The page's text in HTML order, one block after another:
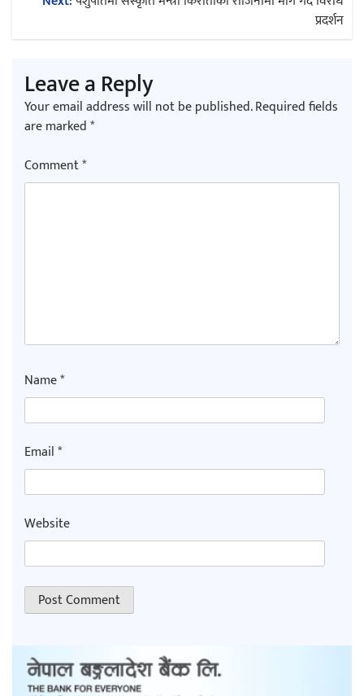
प्रदर्शन
Leave a Reply
Your email address will not be published.Required fields
are marked*
Comment*
Name*
Email*
Website